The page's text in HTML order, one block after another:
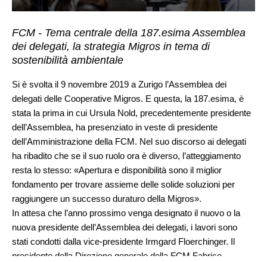
FCM - Tema centrale della 187.esima Assemblea
dei delegati, la strategia Migros in tema di
sostenibilità ambientale
Si è svolta il 9 novembre 2019 a Zurigo l’Assemblea dei
delegati delle Cooperative Migros. E questa, la 187.esima, è
stata la prima in cui Ursula Nold, precedentemente presidente
dell’Assemblea, ha presenziato in veste di presidente
dell’Amministrazione della FCM. Nel suo discorso ai delegati
ha ribadito che se il suo ruolo ora è diverso, l’atteggiamento
resta lo stesso: «Apertura e disponibilità sono il miglior
fondamento per trovare assieme delle solide soluzioni per
raggiungere un successo duraturo della Migros».
In attesa che l’anno prossimo venga designato il nuovo o la
nuova presidente dell’Assemblea dei delegati, i lavori sono
stati condotti dalla vice-presidente Irmgard Floerchinger. Il
presidente della Direzione generale della FCM Fabrice